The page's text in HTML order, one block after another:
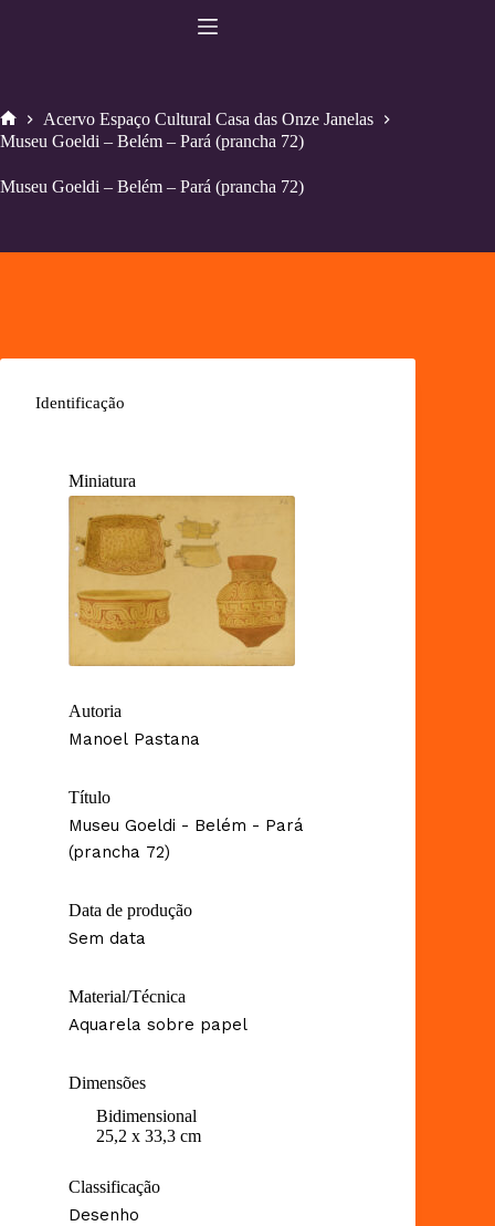
Home
Acervo Espaço Cultural Casa das Onze Janelas
Museu Goeldi – Belém – Pará (prancha 72)
Museu Goeldi – Belém – Pará (prancha 72)
Identificação
Miniatura
Autoria
Manoel Pastana
Título
Museu Goeldi - Belém - Pará
(prancha 72)
Data de produção
Sem data
Material/Técnica
Aquarela sobre papel
Dimensões
Bidimensional
25,2 x 33,3 cm
Classificação
Desenho